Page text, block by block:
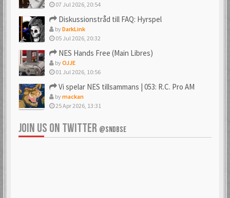
07 Jul 2026, 20:54
Diskussionstråd till FAQ: Hyrspel
byDarkLink
05 Jul 2026, 20:32
NES Hands Free (Main Libres)
byOJJE
01 Jul 2026, 10:56
Vi spelar NES tillsammans | 053: R.C. Pro AM
bymackan
25 Apr 2026, 13:31
JOIN US ON TWITTER @SNDBSE